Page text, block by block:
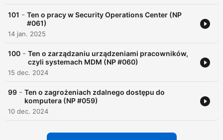
101 - Ten o pracy w Security Operations Center (NP
#061)
14 jan. 2025
100 - Ten o zarządzaniu urządzeniami pracowników,
czyli systemach MDM (NP #060)
15 dec. 2024
99 - Ten o zagrożeniach zdalnego dostępu do
komputera (NP #059)
10 dec. 2024